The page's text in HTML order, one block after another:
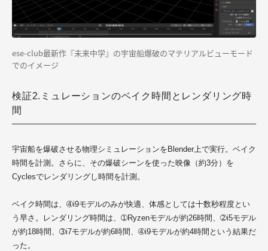
ese-club最新作『未来中学』の宇宙船爆破のマテリアルビューモード
でのイメージ
検証2.ミュレーションのベイク時間とレンダリング時
間
宇宙船を爆破させる物理シミュレーションをBlender上で実行。ベイク
時間を計測。さらに、その爆破シーンを使った映像（約3分）を
Cyclesでレンダリングし時間を計測。
ベイク時間は、➃i9モデルのみが快適、体感としては十数秒程度とい
う早さ。レンダリング時間は、➀Ryzenモデルが約26時間、➁i5モデル
が約18時間、➂i7モデルが約6時間、➃i9モデルが約4時間という結果だ
った。